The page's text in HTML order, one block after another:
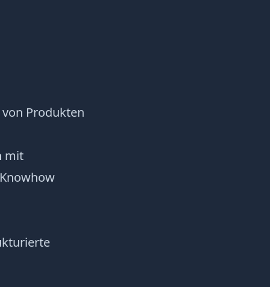
Produkten
mit